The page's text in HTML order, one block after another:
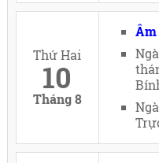
Thứ Hai
10
Tháng 8
Âm